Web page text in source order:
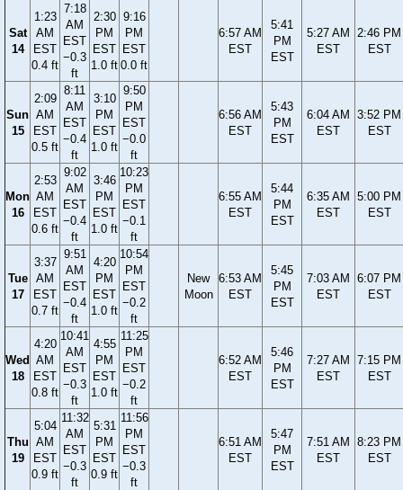
Sat
14
1:23
AM
EST
0.4 ft
7:18
AM
EST
−0.3
ft
2:30
PM
EST
1.0 ft
9:16
PM
EST
0.0 ft
6:57 AM
EST
5:41
PM
EST
5:27 AM
EST
2:46 PM
EST
Sun
15
2:09
AM
EST
0.5 ft
8:11
AM
EST
−0.4
ft
3:10
PM
EST
1.0 ft
9:50
PM
EST
−0.0
ft
6:56 AM
EST
5:43
PM
EST
6:04 AM
EST
3:52 PM
EST
Mon
16
2:53
AM
EST
0.6 ft
9:02
AM
EST
−0.4
ft
3:46
PM
EST
1.0 ft
10:23
PM
EST
−0.1
ft
6:55 AM
EST
5:44
PM
EST
6:35 AM
EST
5:00 PM
EST
Tue
17
3:37
AM
EST
0.7 ft
9:51
AM
EST
−0.4
ft
4:20
PM
EST
1.0 ft
10:54
PM
EST
−0.2
ft
New
Moon
6:53 AM
EST
5:45
PM
EST
7:03 AM
EST
6:07 PM
EST
Wed
18
4:20
AM
EST
0.8 ft
10:41
AM
EST
−0.3
ft
4:55
PM
EST
1.0 ft
11:25
PM
EST
−0.2
ft
6:52 AM
EST
5:46
PM
EST
7:27 AM
EST
7:15 PM
EST
Thu
19
5:04
AM
EST
0.9 ft
11:32
AM
EST
−0.3
ft
5:31
PM
EST
0.9 ft
11:56
PM
EST
−0.3
ft
6:51 AM
EST
5:47
PM
EST
7:51 AM
EST
8:23 PM
EST